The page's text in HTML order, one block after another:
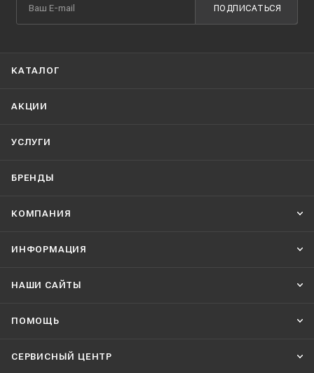
ПОДПИСАТЬСЯ
КАТАЛОГ
АКЦИИ
УСЛУГИ
БРЕНДЫ
КОМПАНИЯ
ИНФОРМАЦИЯ
НАШИ CАЙТЫ
ПОМОЩЬ
СЕРВИСНЫЙ ЦЕНТР